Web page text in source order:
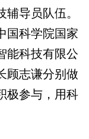
导员队伍。
国科学院国家
能科技有限公
顾志谦分别做
极参与，用科